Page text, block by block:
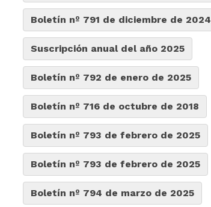
Boletín nº 791 de diciembre de 2024
Suscripción anual del año 2025
Boletín nº 792 de enero de 2025
Boletín nº 716 de octubre de 2018
Boletín nº 793 de febrero de 2025
Boletín nº 793 de febrero de 2025
Boletín nº 794 de marzo de 2025